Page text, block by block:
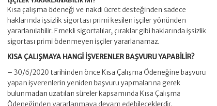
Kısa çalışma ödeneği ve nakdi ücret desteğinden sadece
haklarında işsizlik sigortası primi kesilen işçiler yönünden
yararlanılabilir. Emekli sigortalılar, çıraklar gibi haklarında işsizlik
sigortası primi ödenmeyen işçiler yararlanamaz.
KISA ÇALIŞMAYA HANGİ İŞVERENLER BAŞVURU YAPABİLİR?
– 30/6/2020 tarihinden önce Kısa Çalışma Ödeneğine başvuru
yapan işverenlerin yeniden başvuru yapmalarına gerek
bulunmadan uzatılan süreler kapsamında Kısa Çalışma
Ödeneğinden yararlanmaya devam edebileceklerdir.